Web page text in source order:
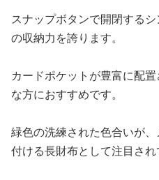
スナップボタンで開閉する
の収納力を誇ります。
カードポケットが豊富に配
な方におすすめです。
緑色の洗練された色合いが
付ける長財布として注目され